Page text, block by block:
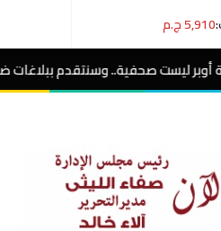
5,910 ج.م
ببلاغات ضد منتحلي الصفة مصر الآن